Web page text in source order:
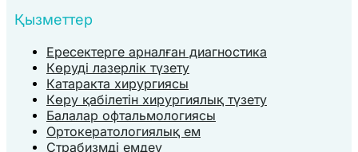
Қызметтер
Ересектерге арналған диагностика
Көруді лазерлік түзету
Катаракта хирургиясы
Көру қабілетін хирургиялық түзету
Балалар офтальмологиясы
Ортокератологиялық ем
Страбизмді емдеу